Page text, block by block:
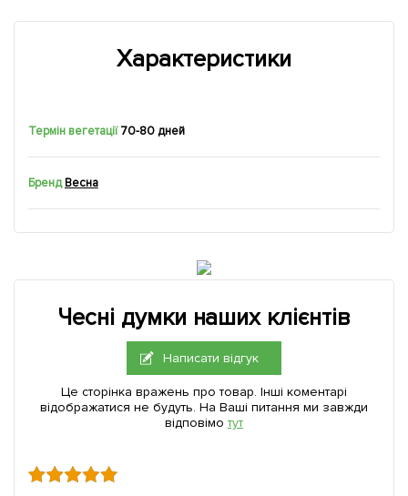
Характеристики
Термін вегетації 70-80 дней
БрендВесна
Чесні думки наших клієнтів
Написати відгук
Це сторінка вражень про товар. Інші коментарі
відображатися не будуть. На Ваші питання ми завжди
відповімо тут